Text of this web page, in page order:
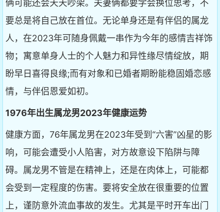
俩可能还会天天吵架。夫妻俩都要学会换位思考，不
要总是将自己放在首位。无论单身还是有伴侣的属龙
人，在2023年可随身佩戴一串作为今年的感情吉祥饰
物；寓意单身人士的个人魅力和异性缘尽情绽放，期
盼早日喜得良缘;而有对象和已婚者期盼能稳固婚恋感
情，与伴侣恩爱如初。
1976年出生属龙男2023年健康运势
健康方面，76年属龙男在2023年受到“六害”凶星的影
响，可能会遭受小人陷害，对方故意设下陷阱与障
碍。属龙男不管是在精神上，还是在肉体上，可能都
会受到一定程度的伤害。要将安全放在很重要的位置
上，谨防意外流血事故的发生。尤其是平时开车出门